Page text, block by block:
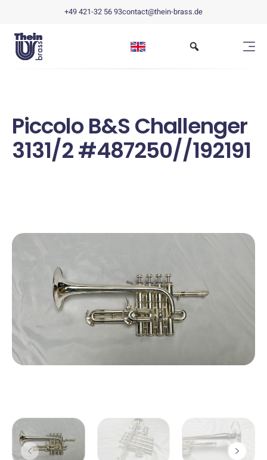
+49 421-32 56 93contact@thein-brass.de
Piccolo B&S Challenger
3131/2 #487250//192191